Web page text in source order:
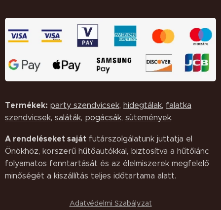
Termékek: party szendvicsek, hidegtálak, falatka
szendvicsek, saláták, pogácsák, sütemények.
A rendeléseket saját futárszolgálatunk juttatja el
Önökhöz, korszerű hűtőautókkal, biztosítva a hűtőlánc
folyamatos fenntartását és az élelmiszerek megfelelő
minőségét a kiszállítás teljes időtartama alatt.
Adatvédelmi Szabályzat